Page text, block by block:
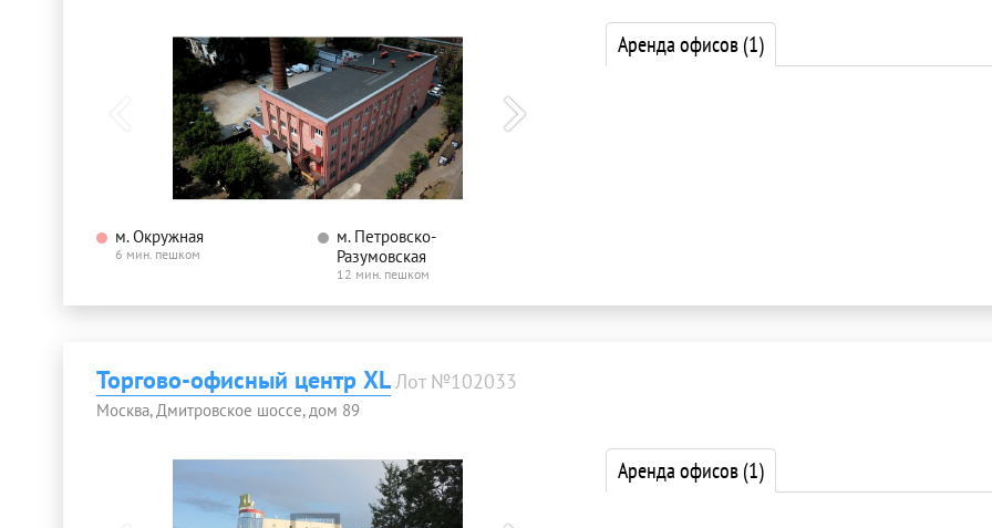
м. Окружная
6 мин. пешком
м. Петровско-
Разумовская
12 мин. пешком
Аренда офисов(1)
Торгово-офисный центр XLЛот №102033
Москва, Дмитровское шоссе, дом 89
Аренда офисов(1)